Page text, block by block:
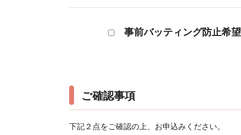
事前バッティング防止希望
ご確認事項
下記２点をご確認の上、お申込みください。